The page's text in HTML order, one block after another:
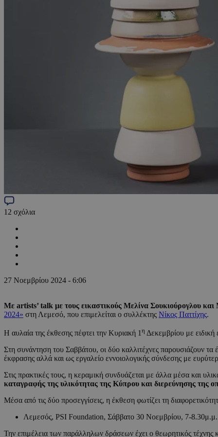
12 σχόλια
27 Νοεμβρίου 2024 - 6:06
Με artists’ talk με τους εικαστικούς Μελίνα Σουκιούρογλου
2024» στη Λεμεσό, που επιμελείται ο συλλέκτης Νίκος Παττίχης.
Η αυλαία της έκθεσης πέφτει την Κυριακή 1 η Δεκεμβρίου με
Στη συνάντηση του Σαββάτου, οι δύο καλλιτέχνες παρουσιάζουν τα
έκφρασης αλλά και ως εργαλείο εννοιολογικής σύνδεσης με
Στις πρακτικές τους, η κεραμική συνδυάζεται με άλλα μέσα και
καταγραφής της υλικότητας της Κύπρου και διερεύνησης της
Μέσα από τις δύο προσεγγίσεις, η έκθεση φωτίζει τη
Λεμεσός, PSI Foundation, Σάββατο 30 Νοεμβρίου, 7-8.30μ.μ.
Την επιμέλεια των παράλληλων δράσεων έχει ο θεωρητικός τέχνης